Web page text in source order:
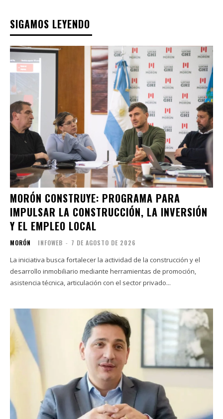
SIGAMOS LEYENDO
MORÓN CONSTRUYE: PROGRAMA PARA
IMPULSAR LA CONSTRUCCIÓN, LA INVERSIÓN
Y EL EMPLEO LOCAL
MORÓN INFOWEB - 7 DE AGOSTO DE 2026
La iniciativa busca fortalecer la actividad de la construcción y el
desarrollo inmobiliario mediante herramientas de promoción,
asistencia técnica, articulación con el sector privado...